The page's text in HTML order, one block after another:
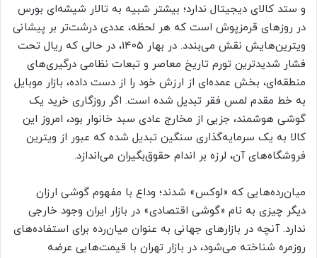
و ستد کالای دیجیتال ندارد؛ بیشتر شبیه به تالار شیشه‌ای بورس
در روز‌های قرمزپوش است که هر لحظه، عددی درشت‌تر بر پیشانی
ویترین‌هایش نقش می‌بندد. در بهار ۱۴۰۵، در حالی که ریال تحت
فشار شدیدترین تورم تاریخ معاصر و تبعات نظامی درگیری‌های
منطقه‌ای، بخش عمده‌ای از ارزش خود را از دست داده، بازار موبایل
به خط مقدم لمس فقر تبدیل شده است. اگر روزگاری خرید یک
گوشی هوشمند، جزیی از مخارج عادی سبد خانوار بود، امروز این
کالا به یک سرمایه‌گذاری سنگین تبدیل شده که عبور از ویترین
فروشگاه‌های آن، لرزه بر اندام حقوق‌بگیران می‌اندازد.
میان‌رده‌هایی که «لوکس» شدند؛ وداع با مفهوم گوشی ارزان
دیگر چیزی به نام «گوشی اقتصادی» در بازار ایران وجود خارجی
ندارد. آنچه در بازار‌های جهانی به عنوان میان‌رده برای استفاده‌های
روزمره شناخته می‌شود، در بازار تهران با قیمت‌هایی عرضه